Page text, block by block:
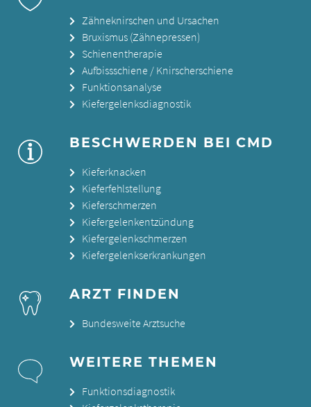
Zähneknirschen und Ursachen
Bruxismus (Zähnepressen)
Schienentherapie
Aufbissschiene / Knirscherschiene
Funktionsanalyse
Kiefergelenksdiagnostik
BESCHWERDEN BEI CMD
Kieferknacken
Kieferfehlstellung
Kieferschmerzen
Kiefergelenkentzündung
Kiefergelenkschmerzen
Kiefergelenkserkrankungen
ARZT FINDEN
Bundesweite Arztsuche
WEITERE THEMEN
Funktionsdiagnostik